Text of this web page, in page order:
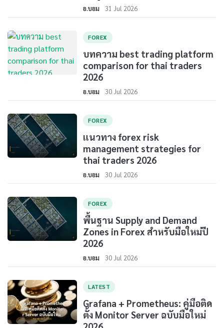
อ.บอม 31 Jul 2026
FOREX
บทความ best trading platform
comparison for thai traders
2026
อ.บอม 30 Jul 2026
FOREX
แนวทาง forex risk
management strategies for
thai traders 2026
อ.บอม 30 Jul 2026
FOREX
พื้นฐาน Supply and Demand
Zones in Forex สำหรับมือใหม่ปี
2026
อ.บอม 30 Jul 2026
LATEST
Grafana + Prometheus: คู่มือติด
ตั้ง Monitor Server ฉบับมือใหม่